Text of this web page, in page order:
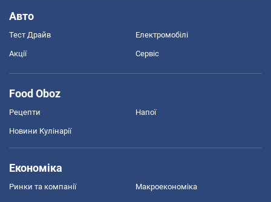
Авто
Тест Драйв Електромобілі
Акції Сервіс
Food Oboz
Рецепти Напої
Новини Кулінарії
Економіка
Ринки та компанії Макроекономіка